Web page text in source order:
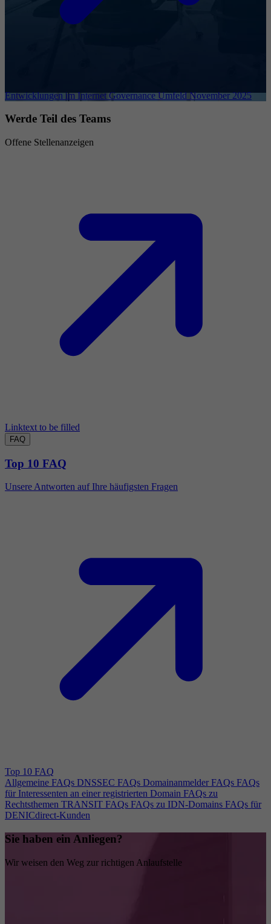
Entwicklungen im Internet Governance Umfeld November 2025
Werde Teil des Teams
Offene Stellenanzeigen
Linktext to be filled
FAQ
Top 10 FAQ
Unsere Antworten auf Ihre häufigsten Fragen
Top 10 FAQ
Allgemeine FAQs DNSSEC FAQs Domainanmelder FAQs FAQs
für Interessenten an einer registrierten Domain FAQs zu
Rechtsthemen TRANSIT FAQs FAQs zu IDN-Domains FAQs für
DENICdirect-Kunden
Sie haben ein Anliegen?
Wir weisen den Weg zur richtigen Anlaufstelle